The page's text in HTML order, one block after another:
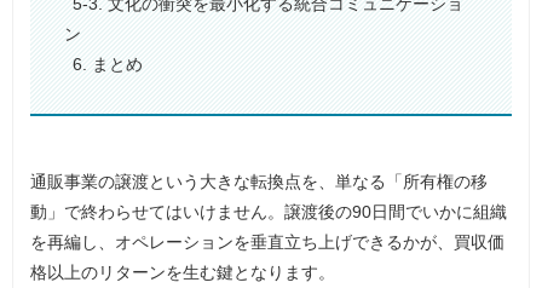
ン
6. まとめ
通販事業の譲渡という大きな転換点を、単なる「所有権の移
動」で終わらせてはいけません。譲渡後の90日間でいかに組織
を再編し、オペレーションを垂直立ち上げできるかが、買収価
格以上のリターンを生む鍵となります。